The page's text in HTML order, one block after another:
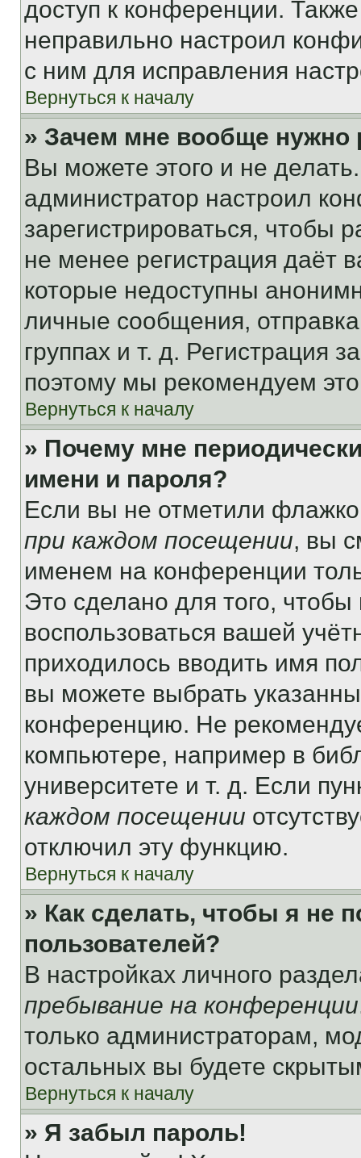
доступ к конференции.
неправильно настроил
с ним для исправления
Вернуться к началу
» Зачем мне вообще нужно
Вы можете этого и не
администратор настроил
зарегистрироваться, чтобы
не менее регистрация даёт
которые недоступны
личные сообщения,
группах и т. д. Регистрация
поэтому мы рекомендуем
Вернуться к началу
» Почему мне
имени и пароля?
Если вы не отметили
при каждом посещении, вы
именем на конференции
Это сделано для того, чтобы
воспользоваться вашей
приходилось вводить имя
вы можете выбрать
конференцию. Не
компьютере, например в
университете и т. д. Если
каждом посещении
отключил эту функцию.
Вернуться к началу
» Как сделать, чтобы я не
пользователей?
В настройках личного
пребывание на конференции
только администраторам,
остальных вы будете
Вернуться к началу
» Я забыл пароль!